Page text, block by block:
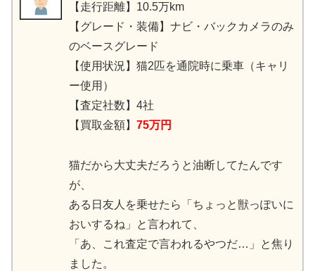
【走行距離】10.5万km
【グレード・装備】ナビ・バックカメラのみ
のベースグレード
【使用状況】猫2匹を通院時に乗車（キャリ
ー使用）
【査定社数】4社
【買取金額】 75万円
猫だから大丈夫だろうと油断してたんです
が、
ある日友人を乗せたら「ちょっと獣っぽいに
おいするね」と言われて、
「あ、これ査定で言われるやつだ…」と焦り
ました。